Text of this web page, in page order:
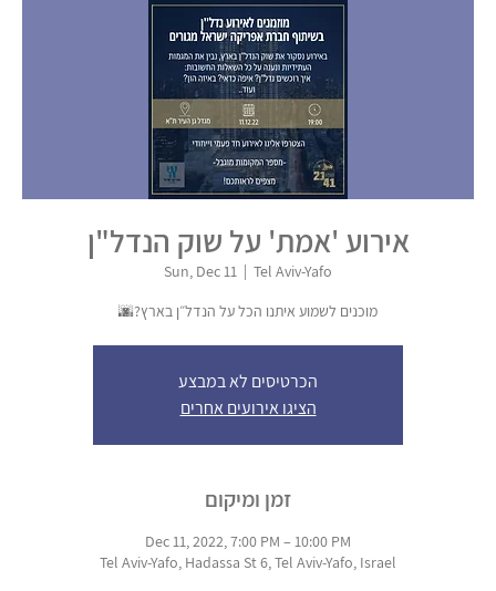
אירוע 'אמת' על שוק הנדל"ן
Sun, Dec 11
  |
Tel Aviv-Yafo
מוכנים לשמוע איתנו הכל על הנדל״ן בארץ?🌆
הכרטיסים לא במבצע
הציגו אירועים אחרים
זמן ומיקום
Dec 11, 2022, 7:00 PM – 10:00 PM
Tel Aviv-Yafo, Hadassa St 6, Tel Aviv-Yafo, Israel